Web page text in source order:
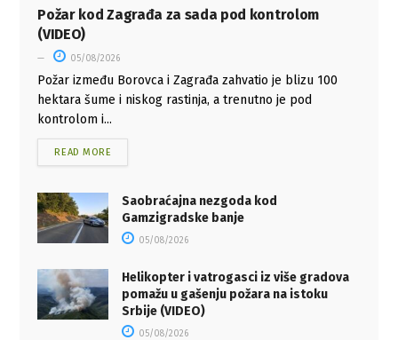
Požar kod Zagrađa za sada pod kontrolom
(VIDEO)
05/08/2026
Požar između Borovca i Zagrađa zahvatio je blizu 100
hektara šume i niskog rastinja, a trenutno je pod
kontrolom i...
READ MORE
Saobraćajna nezgoda kod
Gamzigradske banje
05/08/2026
Helikopter i vatrogasci iz više gradova
pomažu u gašenju požara na istoku
Srbije (VIDEO)
05/08/2026